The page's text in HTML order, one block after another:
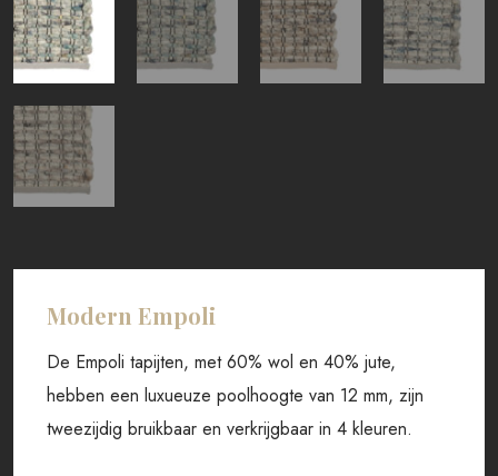
Modern Empoli
De Empoli tapijten, met 60% wol en 40% jute,
hebben een luxueuze poolhoogte van 12 mm, zijn
tweezijdig bruikbaar en verkrijgbaar in 4 kleuren.